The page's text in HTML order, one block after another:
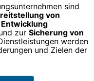
sind
von
Entwicklung
zur Sicherung von
werden
und Zielen der